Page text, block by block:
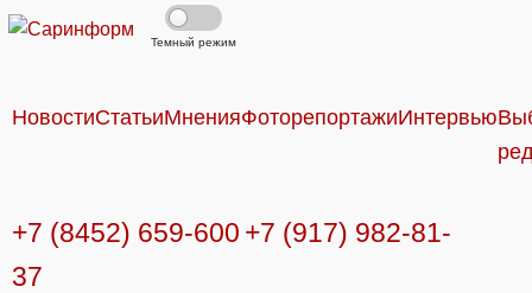
Темный режим
НовостиСтатьиМненияФоторепортажиИнтервью
+7 (8452) 659-600 +7 (917) 982-81-
37